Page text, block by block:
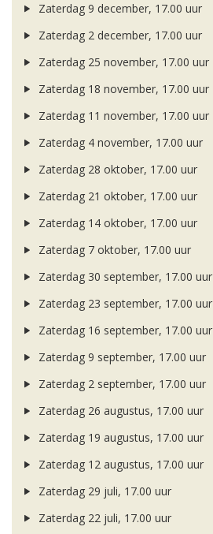
Zaterdag 9 december, 17.00 uur
Zaterdag 2 december, 17.00 uur
Zaterdag 25 november, 17.00 uur
Zaterdag 18 november, 17.00 uur
Zaterdag 11 november, 17.00 uur
Zaterdag 4 november, 17.00 uur
Zaterdag 28 oktober, 17.00 uur
Zaterdag 21 oktober, 17.00 uur
Zaterdag 14 oktober, 17.00 uur
Zaterdag 7 oktober, 17.00 uur
Zaterdag 30 september, 17.00 uur
Zaterdag 23 september, 17.00 uur
Zaterdag 16 september, 17.00 uur
Zaterdag 9 september, 17.00 uur
Zaterdag 2 september, 17.00 uur
Zaterdag 26 augustus, 17.00 uur
Zaterdag 19 augustus, 17.00 uur
Zaterdag 12 augustus, 17.00 uur
Zaterdag 29 juli, 17.00 uur
Zaterdag 22 juli, 17.00 uur